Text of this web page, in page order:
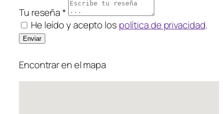
Tu reseña *
He leído y acepto los política de privacidad.
Encontrar en el mapa